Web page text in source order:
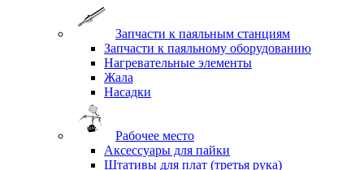
Запчасти к паяльным станциям
Запчасти к паяльному оборудованию
Нагревательные элементы
Жала
Насадки
Рабочее место
Аксессуары для пайки
Штативы для плат (третья рука)